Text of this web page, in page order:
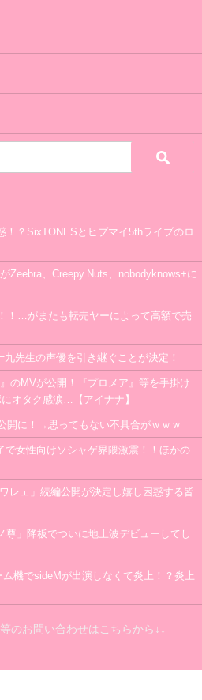
！？SixTONESとヒプマイ5thライブのロ
Zeebra、Creepy Nuts、nobodyknows+に
！…がまたも転売ヤーによって高額で売
九先生の声優を引き継ぐことが決定！
のMVが公開！『プロメア』等を手掛け
オタク感涙…【アイナナ】
開に！→思ってもない不具合がｗｗｗ
で女性向けソシャゲ界隈激震！！ほかの
レェ」続編公開が決定し嬉し困惑する皆
尊」降板でついに地上波デビューしてし
ム機でsideMが出演しなくて炎上！？炎上
のお問い合わせはこちらから↓↓